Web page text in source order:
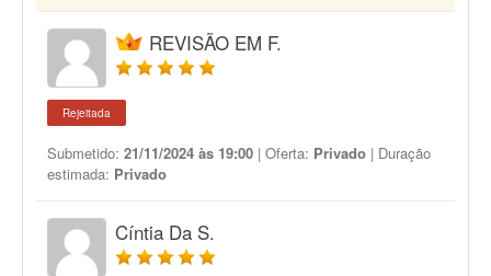
REVISÃO EM F.
Rejeitada
Submetido: 21/11/2024 às 19:00 | Oferta: Privado | Duração
estimada: Privado
Cíntia Da S.